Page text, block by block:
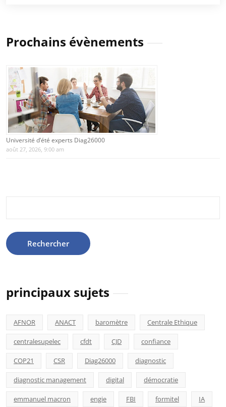
Prochains évènements
Université d’été experts Diag26000
août 27, 2026, 9:00 am
principaux sujets
AFNOR ANACT baromètre Centrale Ethique
centralesupelec cfdt CJD confiance
COP21 CSR Diag26000 diagnostic
diagnostic management digital démocratie
emmanuel macron engie FBI formitel IA